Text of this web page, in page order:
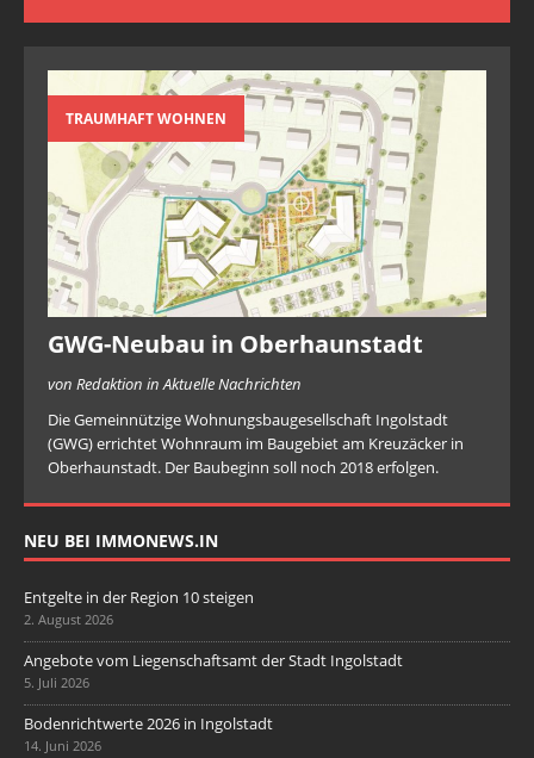
TRAUMHAFT WOHNEN
GWG-Neubau in Oberhaunstadt
von Redaktion in Aktuelle Nachrichten
Die Gemeinnützige Wohnungsbaugesellschaft Ingolstadt
(GWG) errichtet Wohnraum im Baugebiet am Kreuzäcker in
Oberhaunstadt. Der Baubeginn soll noch 2018 erfolgen.
NEU BEI IMMONEWS.IN
Entgelte in der Region 10 steigen
2. August 2026
Angebote vom Liegenschaftsamt der Stadt Ingolstadt
5. Juli 2026
Bodenrichtwerte 2026 in Ingolstadt
14. Juni 2026